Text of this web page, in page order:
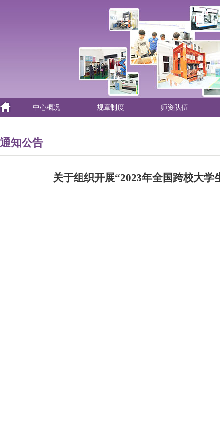
中心概况 规章制度 师资队伍
通知公告
关于组织开展“2023年全国跨校大